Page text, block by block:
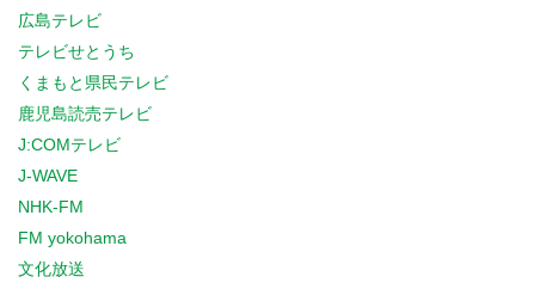
広島テレビ
テレビせとうち
くまもと県民テレビ
鹿児島読売テレビ
J:COMテレビ
J-WAVE
NHK-FM
FM yokohama
文化放送